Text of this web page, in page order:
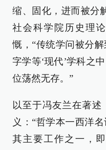
缩、固化，进而被分
社会科学院历史理
慨，“传统学问被分
字学等‘现代’学科之
位荡然无存。”
以至于冯友兰在著述
义：“哲学本一西洋
其主要工作之一，